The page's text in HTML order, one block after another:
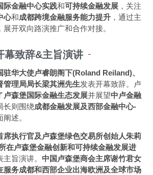
际金融中心实践和可持续金融发展 ，关注
心和成都跨境金融服务能力提升 ，通过主
开双向路演推广和合作对接。
幕致辞&主旨演讲
驻华大使卢睿朗阁下(Roland Reiland)、
管理局局长梁其洲先生发表开幕致辞。卢
卢森堡国际金融生态发展并展望中卢金融
长则围绕成都金融发展及西部金融中心-
述。
席执行官及卢森堡绿色交易所创始人朱莉
在卢森堡金融创新和可持续金融发展进
主旨演讲。 中国卢森堡商会主席谢竹君女
服务成都和西部企业出海欧洲及全球市场